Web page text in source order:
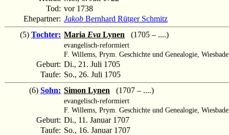
Tod: vor 1738
Ehepartner: Jakob Bernhard Rütger Schmitz
(5) Tochter: Maria Eva Lynen (1705 – ....)
evangelisch-reformiert
F. Willems, Prym. Geschichte und Genealogie,
Geburt: Di., 21. Juli 1705
Taufe: So., 26. Juli 1705
(6) Sohn: Simon Lynen (1707 – ....)
evangelisch-reformiert
F. Willems, Prym. Geschichte und Genealogie,
Geburt: Di., 11. Januar 1707
Taufe: So., 16. Januar 1707